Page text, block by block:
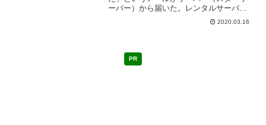
ーバー）から届いた。レンタルサーバー
にアクセスして、手動で更新したら、こ
2020.03.16
PR